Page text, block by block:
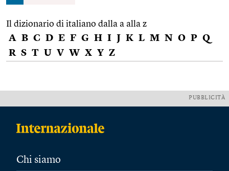
Il dizionario di italiano dalla a alla z
A B C D E F G H I J K L M N O P Q
R S T U V W X Y Z
PUBBLICITÀ
Chi siamo